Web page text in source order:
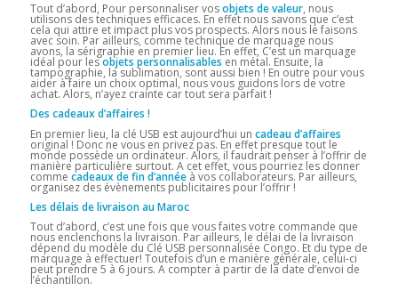
Tout d’abord, Pour personnaliser vosobjets de valeur, nous
utilisons des techniques efficaces. En effet nous savons que c’est
cela qui attire et impact plus vos prospects. Alors nous le faisons
avec soin. Par ailleurs, comme technique de marquage nous
avons, la sérigraphie en premier lieu. En effet, C’est un marquage
idéal pour lesobjets personnalisables en métal. Ensuite, la
tampographie, la sublimation, sont aussi bien ! En outre pour vous
aider à faire un choix optimal, nous vous guidons lors de votre
achat. Alors, n’ayez crainte car tout sera parfait !
Des cadeaux d’affaires !
En premier lieu, la clé USB est aujourd’hui un cadeau d’affaires
original ! Donc ne vous en privez pas. En effet presque tout le
monde possède un ordinateur. Alors, il faudrait penser à l’offrir de
manière particulière surtout. A cet effet, vous pourriez les donner
comme cadeaux de fin d’annéeà vos collaborateurs. Par ailleurs,
organisez des évènements publicitaires pour l’offrir !
Les délais de livraison au Maroc
Tout d’abord, c’est une fois que vous faites votre commande que
nous enclenchons la livraison. Par ailleurs, le délai de la livraison
dépend du modèle du Clé USB personnalisée Congo. Et du type de
marquage à effectuer! Toutefois d’un e manière générale, celui-ci
peut prendre 5 à 6 jours. A compter à partir de la date d’envoi de
l’échantillon.